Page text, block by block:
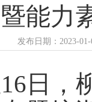
暨能力
发布日期：2023-
日，